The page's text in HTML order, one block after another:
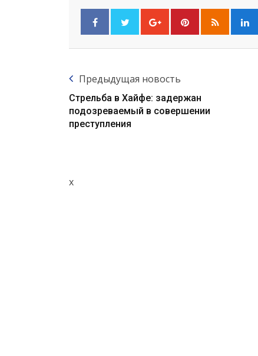
Предыдущая новость
Стрельба в Хайфе: задержан
подозреваемый в совершении
преступления
x